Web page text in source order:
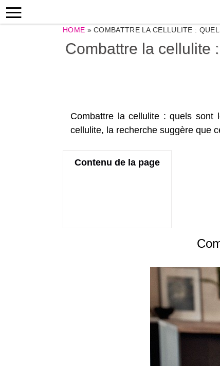
HOME »COMBATTRE LA CELLULITE :
Combattre la cellulite
Combattre la cellulite : quels sont
cellulite, la recherche suggère que
Contenu de la page